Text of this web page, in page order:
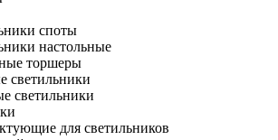
споты
настольные
торшеры
светильники
светильники
для светильников